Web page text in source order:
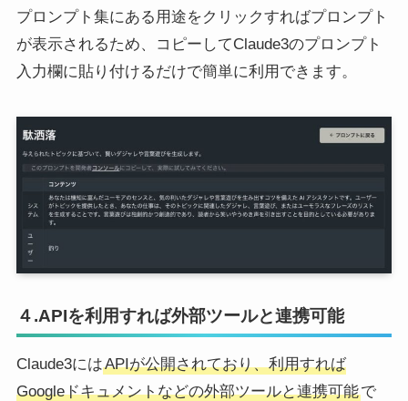
プロンプト集にある用途をクリックすればプロンプト
が表示されるため、コピーしてClaude3のプロンプト
入力欄に貼り付けるだけで簡単に利用できます。
４.APIを利用すれば外部ツールと連携可能
Claude3にはAPIが公開されており、利用すれば
Googleドキュメントなどの外部ツールと連携可能で